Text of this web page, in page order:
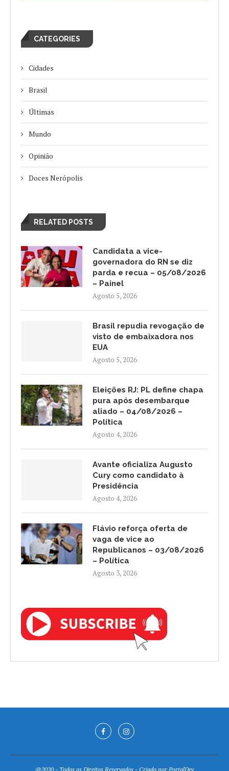
CATEGORIES
Cidades
Brasil
Últimas
Mundo
Opinião
Doces Nerópolis
RELATED POSTS
Candidata a vice-
governadora do RN se diz
parda e recua – 05/08/2026
– Painel
Agosto 5, 2026
Brasil repudia revogação de
visto de embaixadora nos
EUA
Agosto 5, 2026
Eleições RJ: PL define chapa
pura após desembarque
aliado – 04/08/2026 –
Política
Agosto 4, 2026
Avante oficializa Augusto
Cury como candidato à
Presidência
Agosto 4, 2026
Flávio reforça oferta de
vaga de vice ao
Republicanos – 03/08/2026
– Política
Agosto 3, 2026
@2020 - Todos os Direitos Reservados - Criado por PortalDev